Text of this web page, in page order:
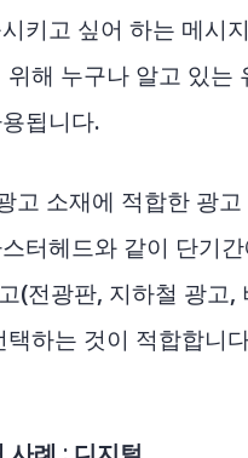
키고 싶어 하는 메시
해 누구나 알고 있
됩니다.
고 소재에 적합한 광
터헤드와 같이 단기
(전광판, 지하철 광고
하는 것이 적합합니